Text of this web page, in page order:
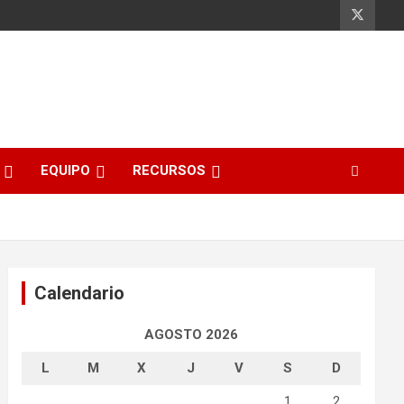
EQUIPO RECURSOS
Calendario
AGOSTO 2026
L M X J V S D